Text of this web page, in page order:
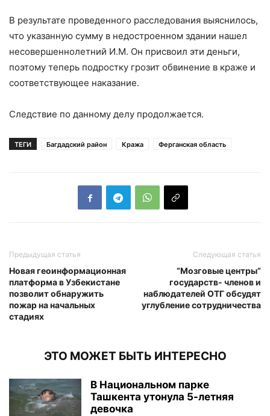
В результате проведенного расследования выяснилось,
что указанную сумму в недостроенном здании нашел
несовершеннолетний И.М. Он присвоил эти деньги,
поэтому теперь подростку грозит обвинение в краже и
соответствующее наказание.
Следствие по данному делу продолжается.
ТЕГИ Багдадский район Кража Ферганская область
Предыдущая статья
Новая геоинформационная
платформа в Узбекистане
позволит обнаружить
пожар на начальных
стадиях
Следующая статья
“Мозговые центры”
государств- членов и
наблюдателей ОТГ обсудят
углубление сотрудничества
ЭТО МОЖЕТ БЫТЬ ИНТЕРЕСНО
В Национальном парке
Ташкента утонула 5-летняя
девочка